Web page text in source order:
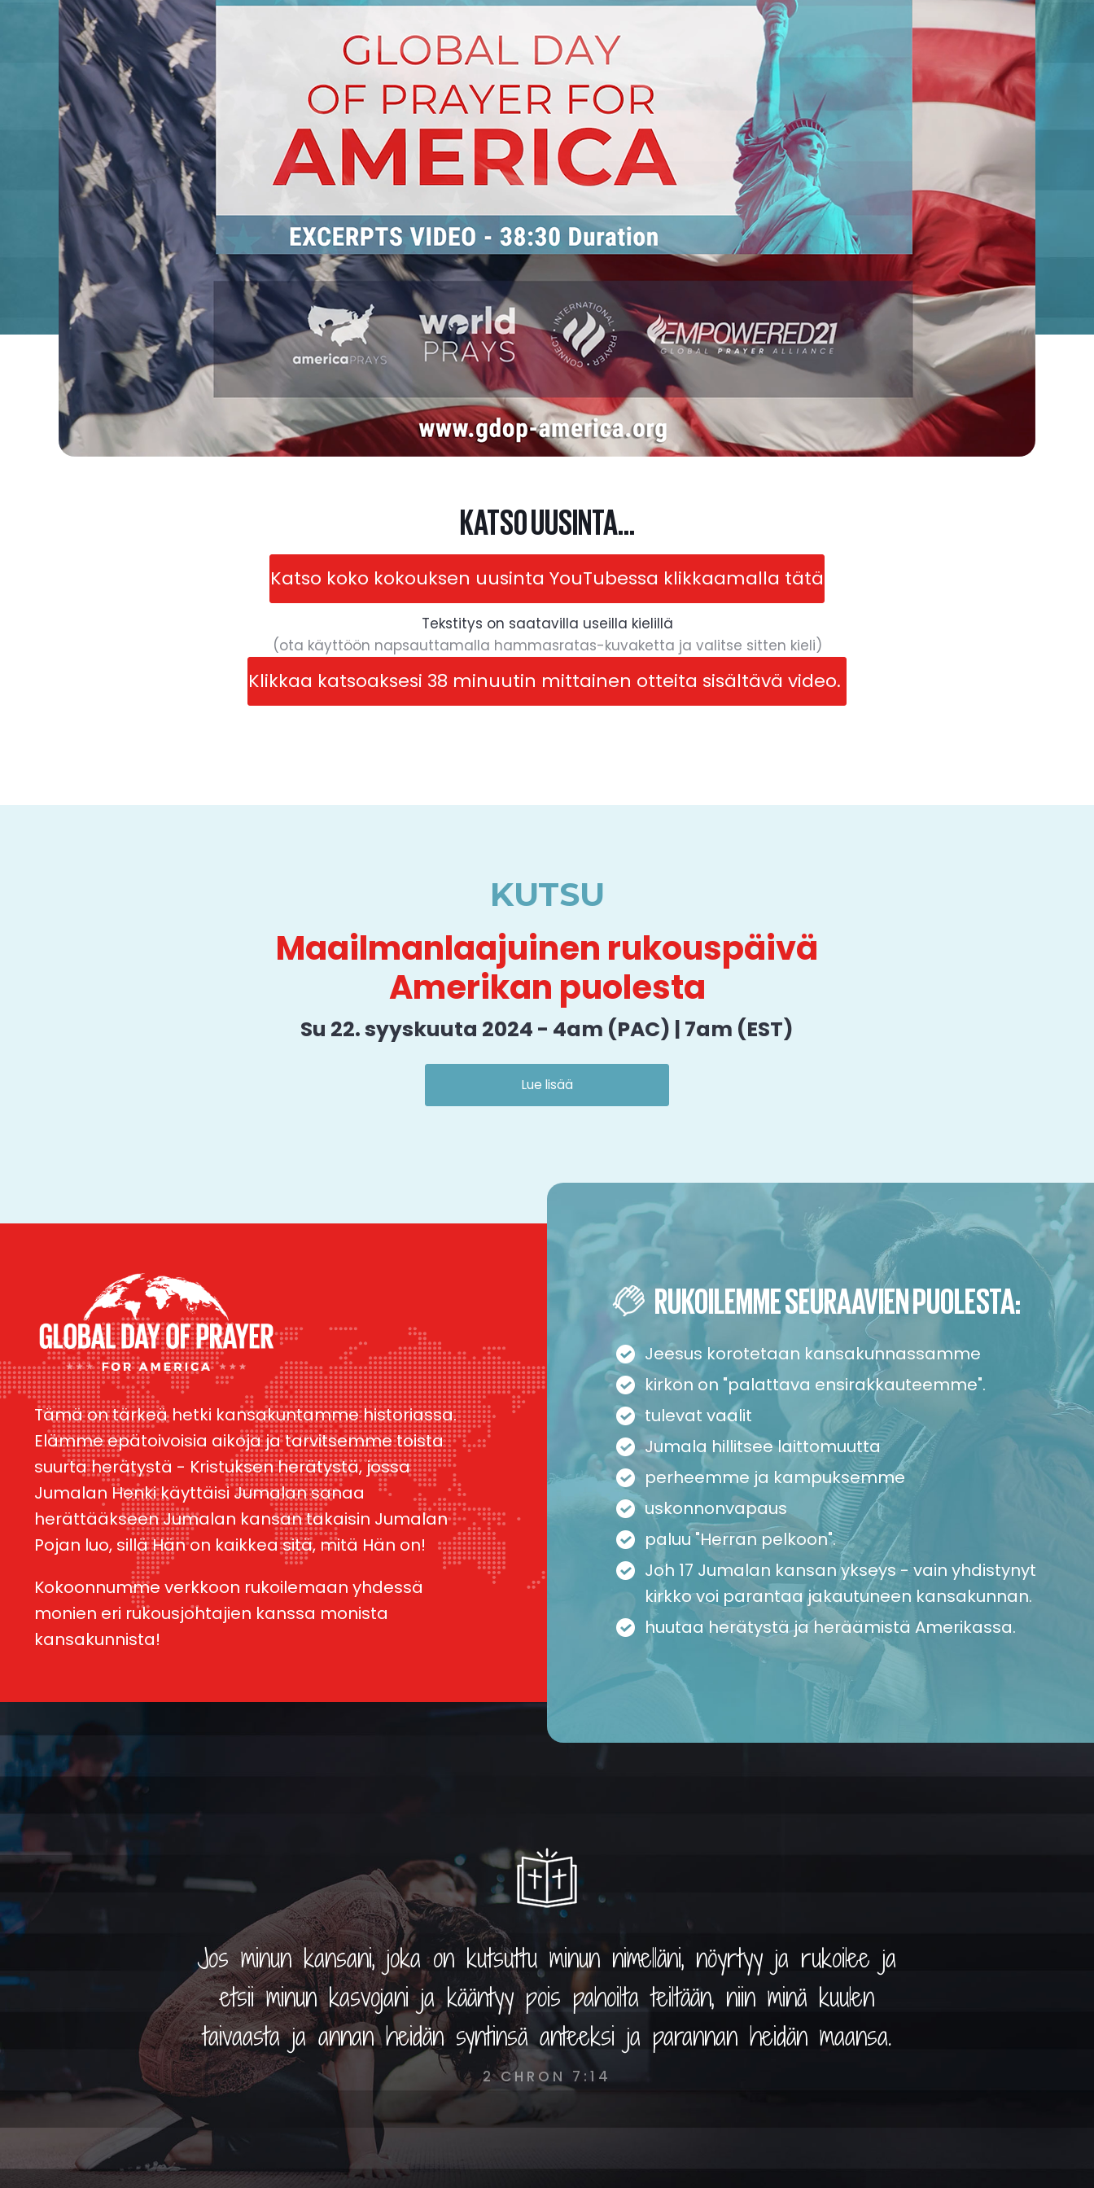
KATSO UUSINTA...
Katso koko kokouksen uusinta YouTubessa klikkaamalla tätä
Tekstitys on saatavilla useilla kielillä
(ota käyttöön napsauttamalla hammasratas-kuvaketta ja valitse sitten kieli)
Klikkaa katsoaksesi 38 minuutin mittainen otteita sisältävä video.
KUTSU
Maailmanlaajuinen rukouspäivä
Amerikan puolesta
Su 22. syyskuuta 2024 - 4am (PAC) | 7am (EST)
Lue lisää
Tämä on tärkeä hetki kansakuntamme historiassa.
Elämme epätoivoisia aikoja ja tarvitsemme toista
suurta herätystä - Kristuksen herätystä, jossa
Jumalan Henki käyttäisi Jumalan sanaa
herättääkseen Jumalan kansan takaisin Jumalan
Pojan luo, sillä Hän on kaikkea sitä, mitä Hän on!
Kokoonnumme verkkoon rukoilemaan yhdessä
monien eri rukousjohtajien kanssa monista
kansakunnista!
RUKOILEMME SEURAAVIEN PUOLESTA:
Jeesus korotetaan kansakunnassamme
kirkon on "palattava ensirakkauteemme".
tulevat vaalit
Jumala hillitsee laittomuutta
perheemme ja kampuksemme
uskonnonvapaus
paluu "Herran pelkoon".
Joh 17 Jumalan kansan ykseys - vain yhdistynyt
kirkko voi parantaa jakautuneen kansakunnan.
huutaa herätystä ja heräämistä Amerikassa.
Jos minun kansani, joka on kutsuttu minun nimelläni, nöyrtyy ja rukoilee ja
etsii minun kasvojani ja kääntyy pois pahoilta teiltään, niin minä kuulen
taivaasta ja annan heidän syntinsä anteeksi ja parannan heidän maansa.
2 CHRON 7:14